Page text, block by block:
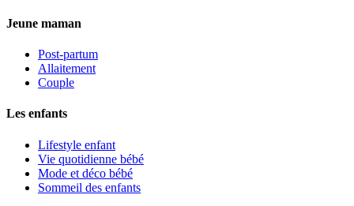
Jeune maman
Post-partum
Allaitement
Couple
Les enfants
Lifestyle enfant
Vie quotidienne bébé
Mode et déco bébé
Sommeil des enfants